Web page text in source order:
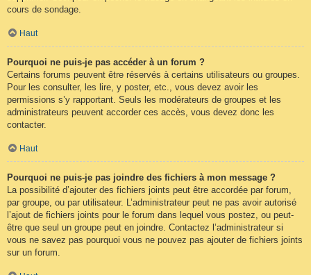
cours de sondage.
Haut
Pourquoi ne puis-je pas accéder à un forum ?
Certains forums peuvent être réservés à certains utilisateurs ou groupes.
Pour les consulter, les lire, y poster, etc., vous devez avoir les
permissions s’y rapportant. Seuls les modérateurs de groupes et les
administrateurs peuvent accorder ces accès, vous devez donc les
contacter.
Haut
Pourquoi ne puis-je pas joindre des fichiers à mon message ?
La possibilité d’ajouter des fichiers joints peut être accordée par forum,
par groupe, ou par utilisateur. L’administrateur peut ne pas avoir autorisé
l’ajout de fichiers joints pour le forum dans lequel vous postez, ou peut-
être que seul un groupe peut en joindre. Contactez l’administrateur si
vous ne savez pas pourquoi vous ne pouvez pas ajouter de fichiers joints
sur un forum.